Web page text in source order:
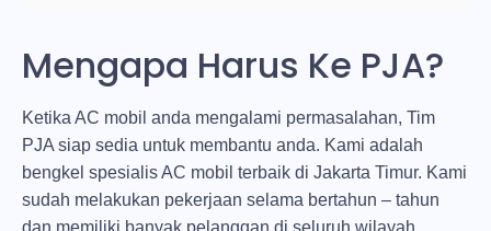
Mengapa Harus Ke PJA?
Ketika AC mobil anda mengalami permasalahan, Tim
PJA siap sedia untuk membantu anda. Kami adalah
bengkel spesialis AC mobil terbaik di Jakarta Timur. Kami
sudah melakukan pekerjaan selama bertahun – tahun
dan memiliki banyak pelanggan di seluruh wilayah